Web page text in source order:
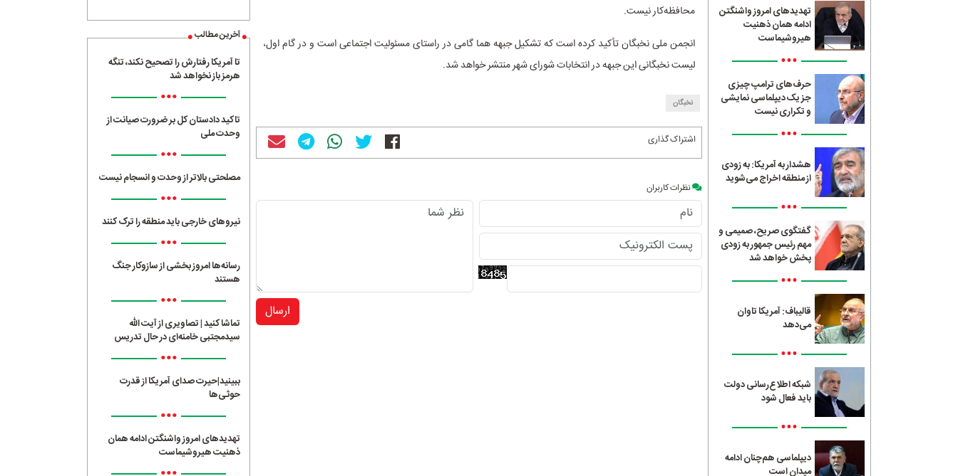
تهدیدهای امروز واشنگتن
ادامه همان ذهنیت
هیروشیماست
•••
حرف‌های ترامپ چیزی
جز یک دیپلماسی نمایشی
و تکراری نیست
•••
هشدار به آمریکا: به زودی
از منطقه اخراج می‌شوید
•••
گفتگوی صریح، صمیمی و
مهم رئیس جمهور به زودی
پخش خواهد شد
•••
قالیباف: آمریکا تاوان
می‌دهد
•••
شبکه اطلاع‌رسانی دولت
باید فعال شود
•••
دیپلماسی هم‌چنان ادامه
میدان است
محافظه‌کار نیست.
انجمن ملی نخبگان تأکید کرده است که تشکیل جبهه هما گامی در راستای مسئولیت اجتماعی است و در گام اول،
لیست نخبگانی این جبهه در انتخابات شورای شهر منتشر خواهد شد.
نخبگان
اشتراک گذاری
نظرات کاربران
ارسال
آخرین مطالب
تا آمریکا رفتارش را تصحیح نکند، تنگه
هرمز باز نخواهد شد
•••
تاکید دادستان کل بر ضرورت صیانت از
وحدت ملی
•••
مصلحتی بالاتر از وحدت و انسجام نیست
•••
نیروهای خارجی باید منطقه را ترک کنند
•••
رسانه‌ها امروز بخشی از سازوکار جنگ
هستند
•••
تماشا کنید | تصاویری از آیت الله
سیدمجتبی خامنه‌ای در حال تدریس
•••
ببینید|حیرت صدای آمریکا از قدرت
حوثی‌ها
•••
تهدیدهای امروز واشنگتن ادامه همان
ذهنیت هیروشیماست